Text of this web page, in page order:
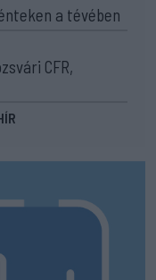
a tévében
CFR,